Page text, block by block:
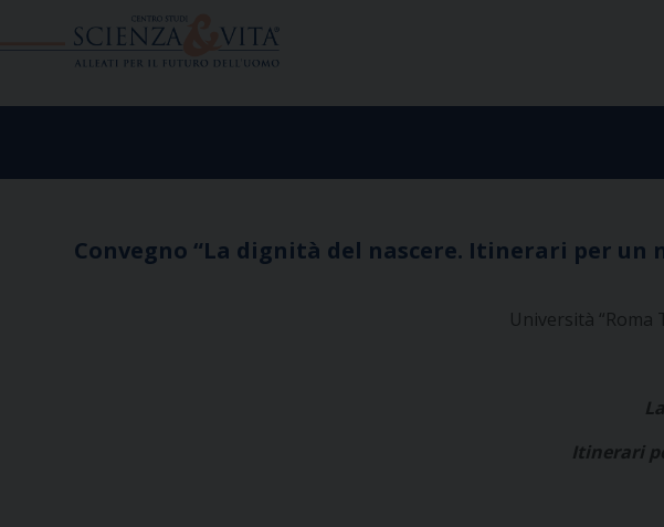
Convegno “La dignità del nascere. Itinerari per un
Università
Itinerari